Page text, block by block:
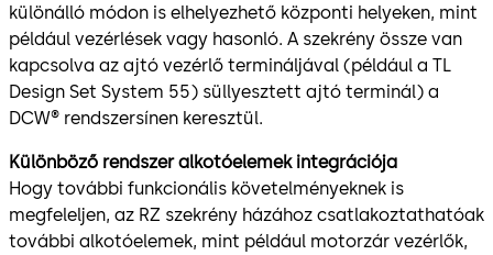
különálló módon is elhelyezhető központi helyeken, mint
például vezérlések vagy hasonló. A szekrény össze van
kapcsolva az ajtó vezérlő termináljával (például a TL
Design Set System 55) süllyesztett ajtó terminál) a
DCW® rendszersínen keresztül.
Különböző rendszer alkotóelemek integrációja
Hogy további funkcionális követelményeknek is
megfeleljen, az RZ szekrény házához csatlakoztathatóak
további alkotóelemek, mint például motorzár vezérlők,